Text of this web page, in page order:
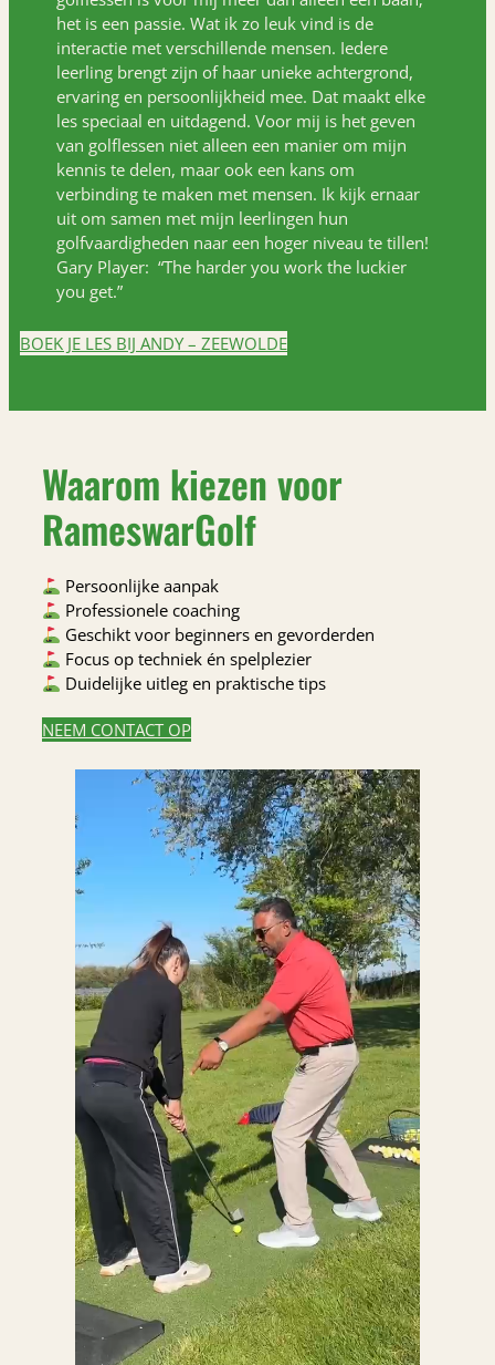
het is een passie. Wat ik zo leuk vind is de
interactie met verschillende mensen. Iedere
leerling brengt zijn of haar unieke achtergrond,
ervaring en persoonlijkheid mee. Dat maakt elke
les speciaal en uitdagend. Voor mij is het geven
van golflessen niet alleen een manier om mijn
kennis te delen, maar ook een kans om
verbinding te maken met mensen. Ik kijk ernaar
uit om samen met mijn leerlingen hun
golfvaardigheden naar een hoger niveau te tillen!
Gary Player: “The harder you work the luckier
you get.”
BOEK JE LES BIJ ANDY – ZEEWOLDE
Waarom kiezen voor
RameswarGolf
Persoonlijke aanpak
Professionele coaching
Geschikt voor beginners en gevorderden
Focus op techniek én spelplezier
Duidelijke uitleg en praktische tips
NEEM CONTACT OP